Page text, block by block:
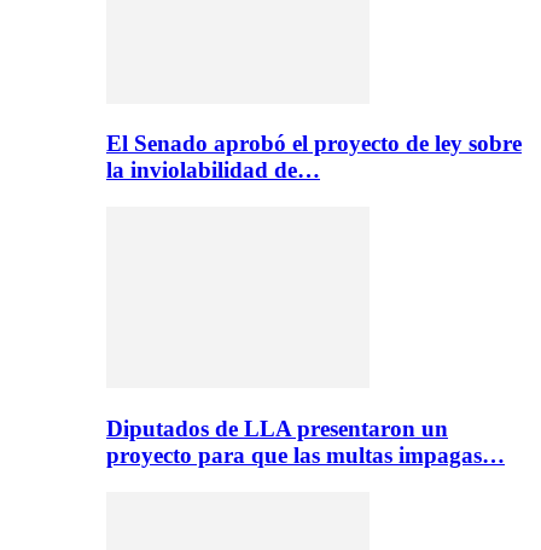
El Senado aprobó el proyecto de ley sobre
la inviolabilidad de…
Diputados de LLA presentaron un
proyecto para que las multas impagas…